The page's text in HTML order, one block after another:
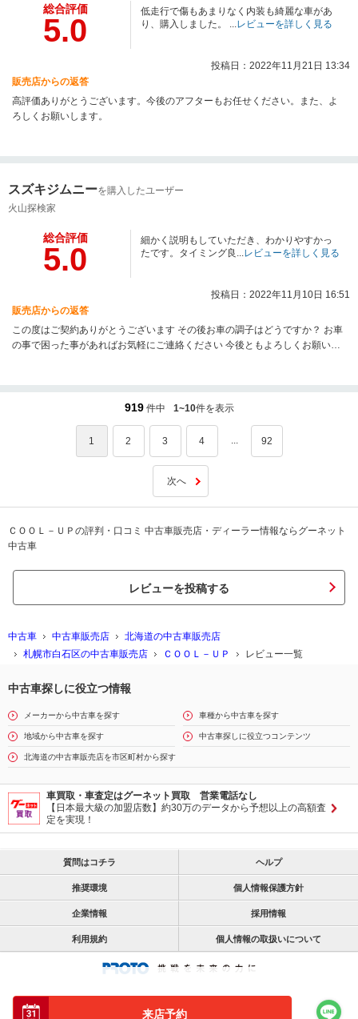
来店予約
総合評価
5.0
低走行で傷もあまりなく内装も綺麗な車があ
り、購入しました。 ...レビューを詳しく見る
投稿日：2022年11月21日 13:34
販売店からの返答
高評価ありがとうございます。今後のアフターもお任せください。また、よ
ろしくお願いします。
スズキジムニーを購入したユーザー
火山探検家
総合評価
5.0
細かく説明もしていただき、わかりやすかっ
たです。タイミング良...レビューを詳しく見る
投稿日：2022年11月10日 16:51
販売店からの返答
この度はご契約ありがとうございます その後お車の調子はどうですか？ お車
の事で困った事があればお気軽にご連絡ください 今後ともよろしくお願い致
919 件中 1~10件を表示
1 2 3 4 ... 92
次へ
ＣＯＯＬ－ＵＰの評判・口コミ 中古車販売店・ディーラー情報ならグーネット
中古車
レビューを投稿する
中古車 中古車販売店
北海道の中古車販売店
札幌市白石区の中古車販売店
ＣＯＯＬ－ＵＰ レビュー一覧
中古車探しに役立つ情報
メーカーから中古車を探す 車種から中古車を探す
地域から中古車を探す 中古車探しに役立つコンテンツ
北海道の中古車販売店を市区町村から探す
車買取・車査定はグーネット買取 営業電話なし
【日本最大級の加盟店数】約30万のデータから予想以上の高額査
定を実現！
質問はコチラ ヘルプ
推奨環境 個人情報保護方針
企業情報 採用情報
利用規約 個人情報の取扱いについて